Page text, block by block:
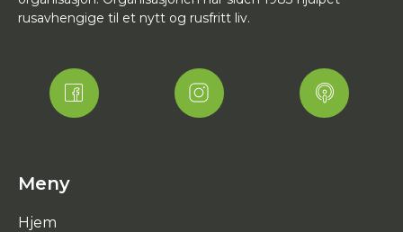
rusavhengige til et nytt og rusfritt liv.
Meny
Hjem